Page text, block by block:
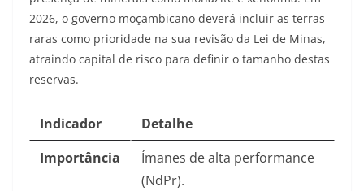
2026, o governo moçambicano deverá incluir as terras
raras como prioridade na sua revisão da Lei de Minas,
atraindo capital de risco para definir o tamanho destas
reservas.
Indicador
Detalhe
Importância
Ímanes de alta performance
(NdPr).